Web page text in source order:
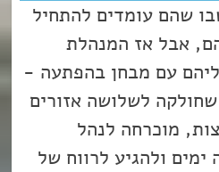
שהם עומדים להתחיל
אבל אז המנהלת
עם מבחן בהפתעה -
לשלושה אזורים
מוכרחה לנהל
ולהגיע לרווח של